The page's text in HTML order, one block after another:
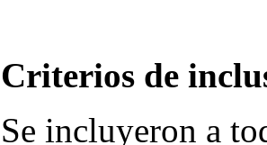
Criterios de
Se incluyeron a